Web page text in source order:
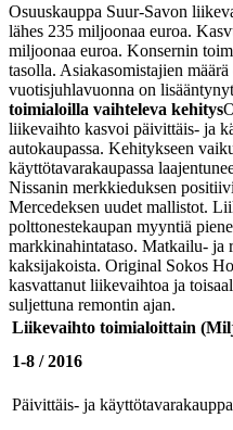
Osuuskauppa Suur-Savon
lähes 235 miljoonaa euroa.
miljoonaa euroa. Konsernin
tasolla. Asiakasomistajien
vuotisjuhlavuonna on
toimialoilla vaihteleva kehitys
liikevaihto kasvoi päivittäis- ja
autokaupassa. Kehitykseen
käyttötavarakaupassa
Nissanin merkkieduksen
Mercedeksen uudet mallistot.
polttonestekaupan myyntiä
markkinahintataso. Matkailu- ja
kaksijakoista. Original Sokos
kasvattanut liikevaihtoa ja
suljettuna remontin ajan.
Liikevaihto toimialoittain
1-8 / 2016
Päivittäis- ja käyttötavarakauppa